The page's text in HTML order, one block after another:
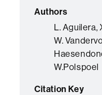
Authors
L. Aguilera,
W.
W.Polspoel
Citation Key